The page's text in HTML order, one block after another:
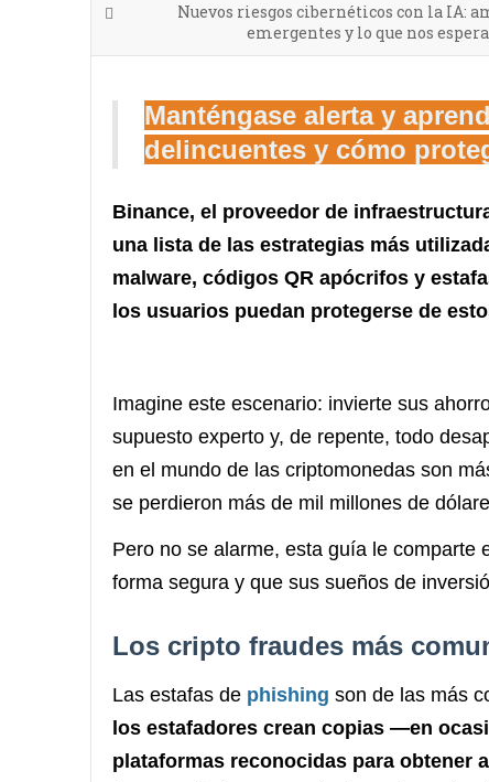
Nuevos riesgos cibernéticos con la IA:
emergentes y lo que nos
Manténgase alerta y
delincuentes y cómo
Binance, el proveedor de
una lista de las estrategias más
malware, códigos QR apócrifos y
los usuarios puedan protegerse de
Imagine este escenario: invierte sus
supuesto experto y, de repente, todo
en el mundo de las criptomonedas son
se perdieron más de mil millones de
Pero no se alarme, esta guía le comparte
forma segura y que sus sueños de
Los cripto fraudes más
Las estafas de phishing son de las más
los estafadores crean copias —en
plataformas reconocidas para obtener